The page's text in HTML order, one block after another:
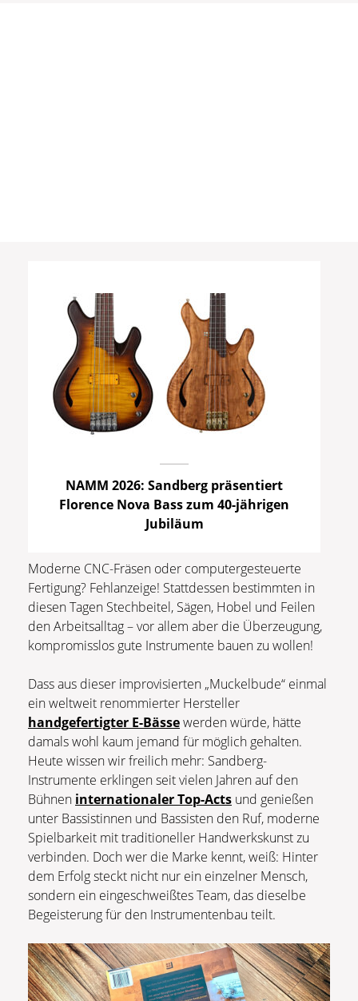
NAMM 2026: Sandberg präsentiert
Florence Nova Bass zum 40-jährigen
Jubiläum
Moderne CNC-Fräsen oder computergesteuerte
Fertigung? Fehlanzeige! Stattdessen bestimmten in
diesen Tagen Stechbeitel, Sägen, Hobel und Feilen
den Arbeitsalltag – vor allem aber die Überzeugung,
kompromisslos gute Instrumente bauen zu wollen!
Dass aus dieser improvisierten „Muckelbude“ einmal
ein weltweit renommierter Hersteller
handgefertigter E-Bässewerden würde, hätte
damals wohl kaum jemand für möglich gehalten.
Heute wissen wir freilich mehr: Sandberg-
Instrumente erklingen seit vielen Jahren auf den
Bühnen internationaler Top-Acts und genießen
unter Bassistinnen und Bassisten den Ruf, moderne
Spielbarkeit mit traditioneller Handwerkskunst zu
verbinden. Doch wer die Marke kennt, weiß: Hinter
dem Erfolg steckt nicht nur ein einzelner Mensch,
sondern ein eingeschweißtes Team, das dieselbe
Begeisterung für den Instrumentenbau teilt.